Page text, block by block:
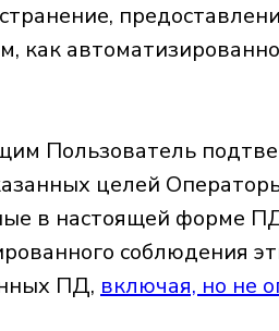
как
Пользователь
целей
в настоящей форме
соблюдения
ПД, включая, но не